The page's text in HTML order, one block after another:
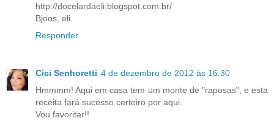
http://docelardaeli.blogspot.com.br/
Bjoos, eli.
Responder
Cici Senhoretti 4 de dezembro de 2012 às 16:30
Hmmmm! Aqui em casa tem um monte de "raposas", e esta
receita fará sucesso certeiro por aqui.
Vou favoritar!!